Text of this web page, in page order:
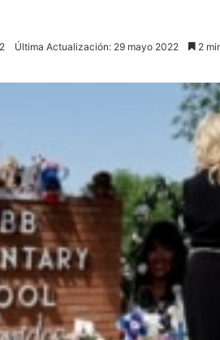
Última Actualización: 29 mayo 2022 2